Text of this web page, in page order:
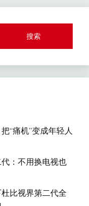
“痛机”变成年轻人
：不用换电视也
比视界第二代全